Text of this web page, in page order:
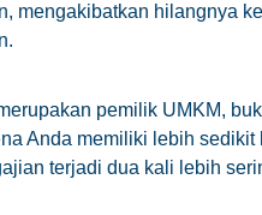
mengakibatkan hilangnya
pemilik UMKM,
Anda memiliki lebih sedikit
terjadi dua kali lebih